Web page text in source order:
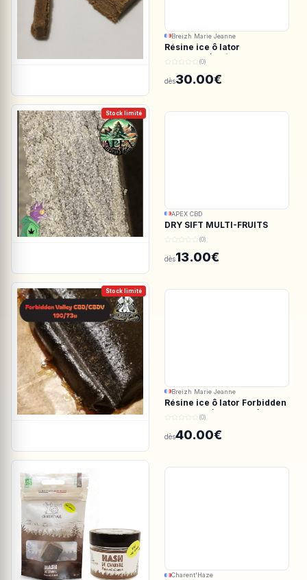
Breizh Marie Jeanne
Résine ice ô lator
ACDC.CBD/White CBG
(0)
dès30.00€
Stock limité
APEX CBD
DRY SIFT MULTI-FRUITS
150u CBD - APEX CBD
(0)
dès13.00€
Stock limité
Breizh Marie Jeanne
Résine ice ô lator Forbidden
valley CBD/CBDV 190/73u
(0)
dès40.00€
Charent'Haze